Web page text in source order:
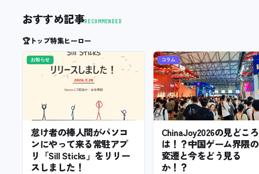
おすすめ記事RECOMMENDED
🏆トップ特集ヒーロー
お知らせ
怠け者の棒人間がパソコ
ンにやって来る常駐アプ
リ「Sill Sticks」をリリー
スしました！
コラム
ChinaJoy2026の見どころ
は！？中国ゲーム界隈の
変遷と今をどう見る
か！？